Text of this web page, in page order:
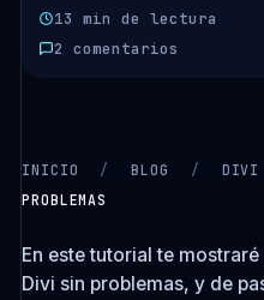
13 min de lectura
2 comentarios
CARGANDO VIDEO…
INICIO / BLOG / DIVI
PROBLEMAS
En este tutorial te
Divi sin problemas, y de